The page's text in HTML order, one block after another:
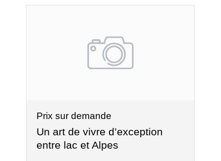
Prix sur demande
Un art de vivre d’exception
entre lac et Alpes